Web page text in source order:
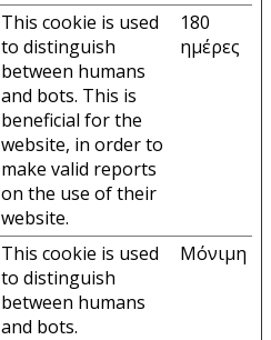
This cookie is used
to distinguish
between humans
and bots. This is
beneficial for the
website, in order to
make valid reports
on the use of their
website.
180
ημέρες
This cookie is used
to distinguish
between humans
and bots.
Μόνιμη